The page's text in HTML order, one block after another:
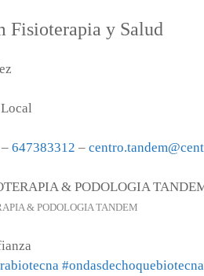
Fisioterapia y Salud
– 647383312 –
& PODOLOGIA TANDEM
#ondasdechoquebiotecna